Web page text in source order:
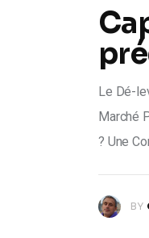
Le Dé-
Marché
? Une
BY